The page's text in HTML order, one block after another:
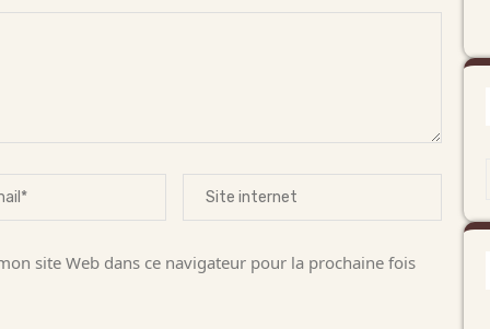
site Web dans ce navigateur pour la prochaine fois